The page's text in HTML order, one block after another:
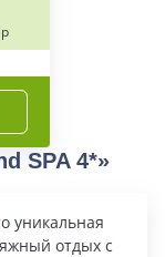
SPA 4*»
уникальная
отдых с